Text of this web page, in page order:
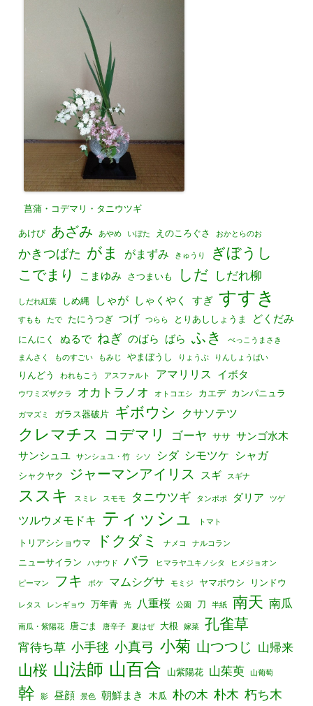
菖蒲・コデマリ・タニウツギ
あけび あざみ あやめ いぼた えのころぐさ おかとらのお
かきつばた がま がまずみ きゅうり ぎぼうし
こでまり こまゆみ さつまいも しだ しだれ柳
しだれ紅葉 しめ縄 しゃが しゃくやく すぎ すすき
すもも たで たにうつぎ つげ つらら とりあししょうま どくだみ
にんにく ぬるで ねぎ のばら ばら ふき べっこうまさき
まんさく ものすごい もみじ やまぼうし りょうぶ りんしょうばい
りんどう われもこう アスファルト アマリリス イボタ
ウワミズザクラ オカトラノオ オトコエシ カエデ カンパニュラ
ガマズミ ガラス器破片 ギボウシ クサソテツ
クレマチス コデマリ ゴーヤ ササ サンゴ水木
サンシュユ
サンシュユ・竹 シソ シダ シモツケ シャガ
シャクヤク ジャーマンアイリス スギ スギナ
ススキ スミレ スモモ タニウツギ タンポポ ダリア ツゲ
ツルウメモドキ ティッシュ トマト
トリアシショウマ ドクダミ ナメコ ナルコラン
ニューサイラン ハナウド バラ ヒマラヤユキノシタ ヒメジョオン
ピーマン フキ ボケ マムシグサ モミジ ヤマボウシ リンドウ
レタス レンギョウ 万年青 光 八重桜 公園 刀 半紙 南天 南瓜
南瓜・紫陽花 唐ごま 唐辛子 夏はぜ 大根 嫁菜 孔雀草
宵待ち草 小手毬 小真弓 小菊 山つつじ 山帰来
山桜 山法師 山百合 山紫陽花 山茱萸 山葡萄
幹 影 昼顔 景色 朝鮮まき 木瓜 朴の木 朴木 朽ち木